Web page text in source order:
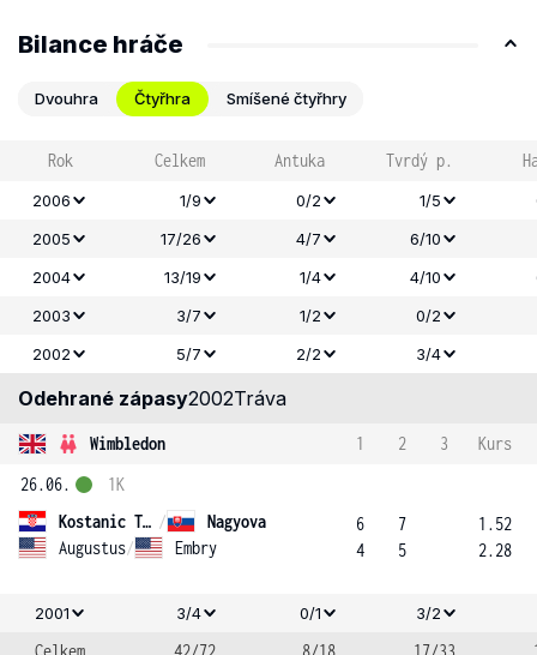
Bilance hráče
Dvouhra Čtyřhra Smíšené čtyřhry
Rok Celkem Antuka Tvrdý p.
2006 1/9 0/2 1/5
2005
17/26 4/7 6/10
2004
13/19 1/4 4/10
2003
3/7 1/2 0/2
2002
5/7 2/2 3/4
Odehrané zápasy2002Tráva
Wimbledon 1 2 3
Kurs
26.06.
Kostanic Tosic /
Nagyova
Augustus/ Embry
1K
6
4
7
5
1.52
2.28
2001 3/4 0/1 3/2
Celkem 42/72 8/18 17/33